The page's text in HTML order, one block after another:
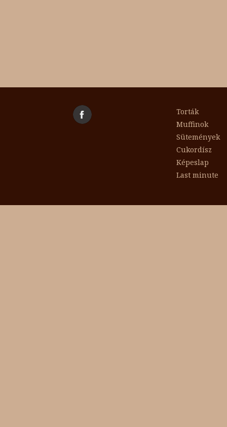
Torták
Muffinok
Sütemények
Cukordísz
Képeslap
Last minute